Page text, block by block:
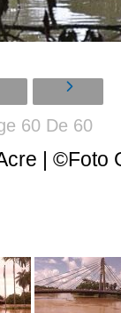
60 De 60
| ©Foto